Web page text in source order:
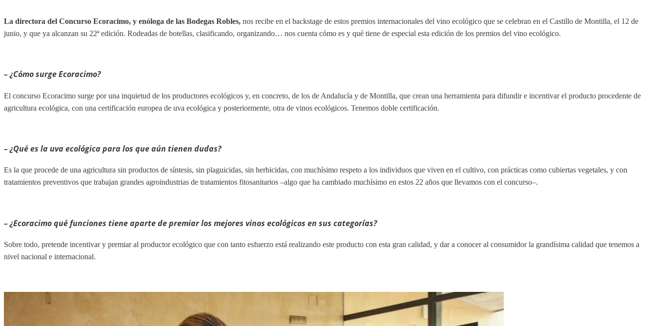
La directora del Concurso Ecoracimo, y enóloga de las Bodegas Robles, nos recibe en el backstage de estos premios internacionales del vino ecológico que se celebran en el Castillo de Montilla, el 12 de
junio, y que ya alcanzan su 22ª edición. Rodeadas de botellas, clasificando, organizando… nos cuenta cómo es y qué tiene de especial esta edición de los premios del vino ecológico.
– ¿Cómo surge Ecoracimo?
El concurso Ecoracimo surge por una inquietud de los productores ecológicos y, en concreto, de los de Andalucía y de Montilla, que crean una herramienta para difundir e incentivar el producto procedente de
agricultura ecológica, con una certificación europea de uva ecológica y posteriormente, otra de vinos ecológicos. Tenemos doble certificación.
– ¿Qué es la uva ecológica para los que aún tienen dudas?
Es la que procede de una agricultura sin productos de síntesis, sin plaguicidas, sin herbicidas, con muchísimo respeto a los individuos que viven en el cultivo, con prácticas como cubiertas vegetales, y con
tratamientos preventivos que trabajan grandes agroindustrias de tratamientos fitosanitarios –algo que ha cambiado muchísimo en estos 22 años que llevamos con el concurso–.
– ¿Ecoracimo qué funciones tiene aparte de premiar los mejores vinos ecológicos en sus categorías?
Sobre todo, pretende incentivar y premiar al productor ecológico que con tanto esfuerzo está realizando este producto con esta gran calidad, y dar a conocer al consumidor la grandísima calidad que tenemos a
nivel nacional e internacional.